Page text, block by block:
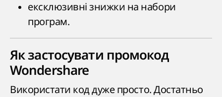
ексклюзивні знижки на набори
програм.
Як застосувати промокод
Wondershare
Використати код дуже просто. Достатньо